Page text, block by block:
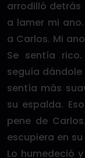
arrodilló detrás
a lamer mi
a Carlos. Mi
Se sentía
seguía
sentía más
su espalda.
pene de
escupiera en
Lo humedeció